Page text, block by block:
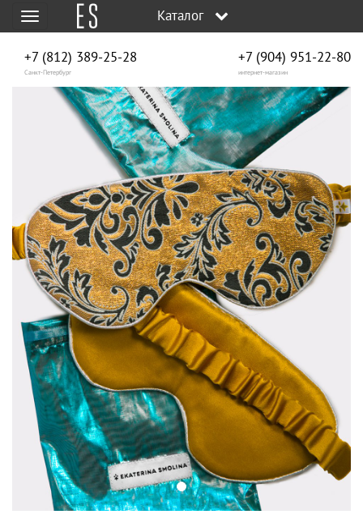
Меню Каталог
+7 (812) 389-25-28
Санкт-Петербург
+7 (904) 951‑22‑80
интернет-магазин